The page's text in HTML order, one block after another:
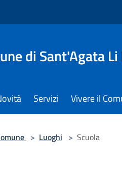
di Sant'Agata
Servizi Vivere il
> Luoghi > Scuola